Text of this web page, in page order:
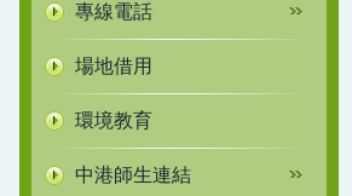
專線電話
場地借用
環境教育
中港師生連結